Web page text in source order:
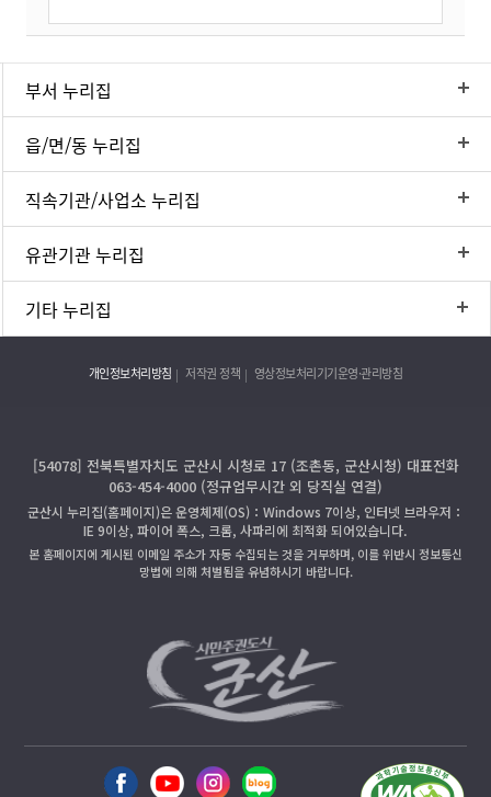
부서 누리집
읍/면/동 누리집
직속기관/사업소 누리집
유관기관 누리집
기타 누리집
개인정보처리방침 저작권 정책 영상정보처리기기운영·관리방침
[54078] 전북특별자치도 군산시 시청로 17 (조촌동, 군산시청) 대표전화
063-454-4000 (정규업무시간 외 당직실 연결)
군산시 누리집(홈페이지)은 운영체제(OS)：Windows 7이상, 인터넷 브라우저：
IE 9이상, 파이어 폭스, 크롬, 사파리에 최적화 되어있습니다.
본 홈페이지에 게시된 이메일 주소가 자동 수집되는 것을 거부하며, 이를 위반시 정보통신
망법에 의해 처벌됨을 유념하시기 바랍니다.